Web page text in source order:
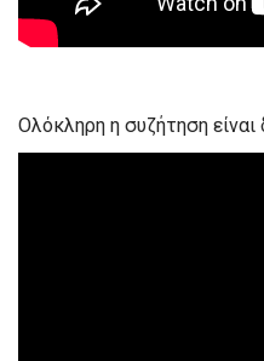
Ολόκληρη η συζήτηση είναι